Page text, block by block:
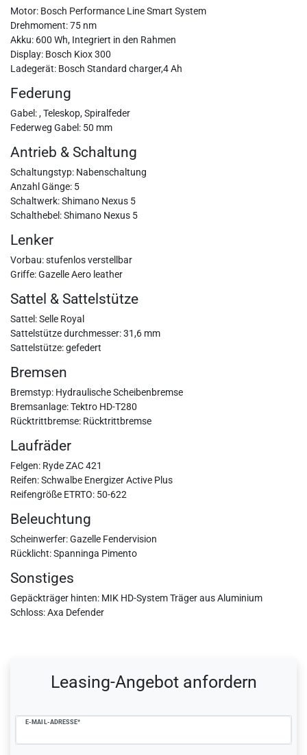
Motor: Bosch Performance Line Smart System
Drehmoment: 75 nm
Akku: 600 Wh, Integriert in den Rahmen
Display: Bosch Kiox 300
Ladegerät: Bosch Standard charger,4 Ah
Federung
Gabel: , Teleskop, Spiralfeder
Federweg Gabel: 50 mm
Antrieb & Schaltung
Schaltungstyp: Nabenschaltung
Anzahl Gänge: 5
Schaltwerk: Shimano Nexus 5
Schalthebel: Shimano Nexus 5
Lenker
Vorbau: stufenlos verstellbar
Griffe: Gazelle Aero leather
Sattel & Sattelstütze
Sattel: Selle Royal
Sattelstütze durchmesser: 31,6 mm
Sattelstütze: gefedert
Bremsen
Bremstyp: Hydraulische Scheibenbremse
Bremsanlage: Tektro HD-T280
Rücktrittbremse: Rücktrittbremse
Laufräder
Felgen: Ryde ZAC 421
Reifen: Schwalbe Energizer Active Plus
Reifengröße ETRTO: 50-622
Beleuchtung
Scheinwerfer: Gazelle Fendervision
Rücklicht: Spanninga Pimento
Sonstiges
Gepäckträger hinten: MIK HD-System Träger aus Aluminium
Schloss: Axa Defender
Leasing-Angebot anfordern
E-MAIL-ADRESSE*